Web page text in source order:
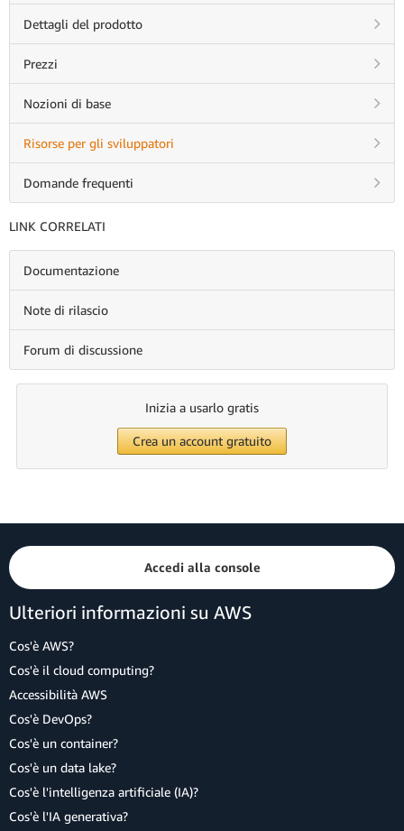
Dettagli del prodotto
Prezzi
Nozioni di base
Risorse per gli sviluppatori
Domande frequenti
LINK CORRELATI
Documentazione
Note di rilascio
Forum di discussione
Inizia a usarlo gratis
Crea un account gratuito
Accedi alla console
Ulteriori informazioni su AWS
Cos'è AWS?
Cos'è il cloud computing?
Accessibilità AWS
Cos'è DevOps?
Cos'è un container?
Cos'è un data lake?
Cos'è l'intelligenza artificiale (IA)?
Cos'è l'IA generativa?